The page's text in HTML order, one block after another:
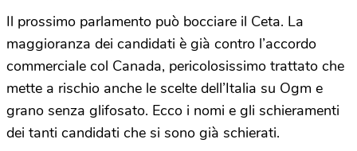
Il prossimo parlamento può bocciare il Ceta. La
maggioranza dei candidati è già contro l’accordo
commerciale col Canada, pericolosissimo trattato che
mette a rischio anche le scelte dell’Italia su Ogm e
grano senza glifosato. Ecco i nomi e gli schieramenti
dei tanti candidati che si sono già schierati.